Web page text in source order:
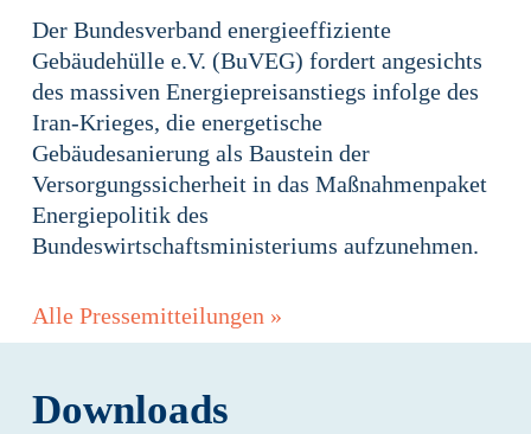
Der Bundesverband energieeffiziente
Gebäudehülle e.V. (BuVEG) fordert angesichts
des massiven Energiepreisanstiegs infolge des
Iran-Krieges, die energetische
Gebäudesanierung als Baustein der
Versorgungssicherheit in das Maßnahmenpaket
Energiepolitik des
Bundeswirtschaftsministeriums aufzunehmen.
Alle Pressemitteilungen »
Downloads